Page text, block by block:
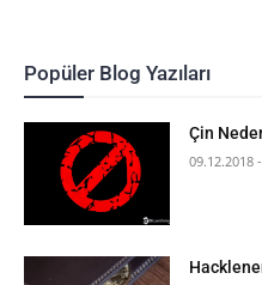
Popüler Blog Yazıları
Çin
09.12.2018